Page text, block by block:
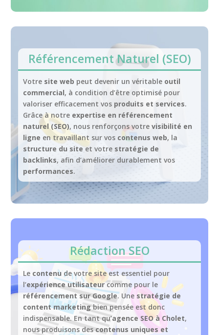
Référencement Naturel (SEO)
Votre site web peut devenir un véritable outil
commercial, à condition d’être optimisé pour
valoriser efficacement vos produits et services.
Grâce à notre expertise en référencement
naturel (SEO), nous renforçons votrevisibilité en
ligne en travaillant sur vos contenus web, la
structure du siteet votre stratégie de
backlinks, afin d’améliorer durablement vos
performances.
Rédaction SEO
Le contenu de votre site est essentiel pour
l’expérience utilisateurcomme pour le
référencement sur Google. Une stratégie de
content marketingbien pensée est donc
indispensable. En tant qu’agence SEO à Cholet,
nous produisons descontenus uniques et